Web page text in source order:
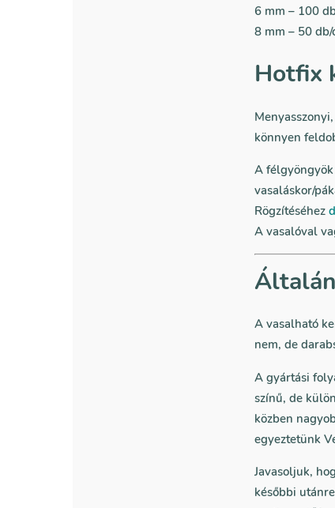
6 mm – 100
8 mm – 50 db/
Hotfix
könnyen
A
vasaláskor/
Rögzítéséhez
A vasalóval
A vasalható
nem, de
A gyártási
színű, de
közben
egyeztetünk
Javasoljuk,
későbbi